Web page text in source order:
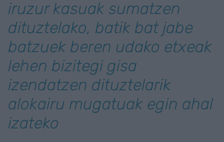
iruzur kasuak sumatzen
dituztelako, batik bat jabe
batzuek beren udako etxeak
lehen bizitegi gisa
izendatzen dituztelarik
alokairu mugatuak egin ahal
izateko